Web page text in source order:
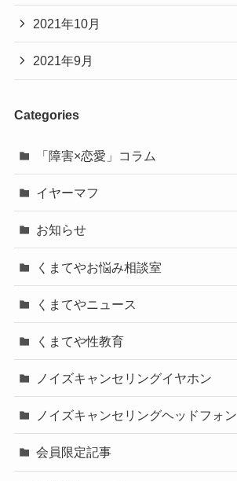
2021年10月
2021年9月
Categories
「障害×恋愛」コラム
イヤーマフ
お知らせ
くまてやお悩み相談室
くまてやニュース
くまてや性教育
ノイズキャンセリングイヤホン
ノイズキャンセリングヘッドフォン
会員限定記事